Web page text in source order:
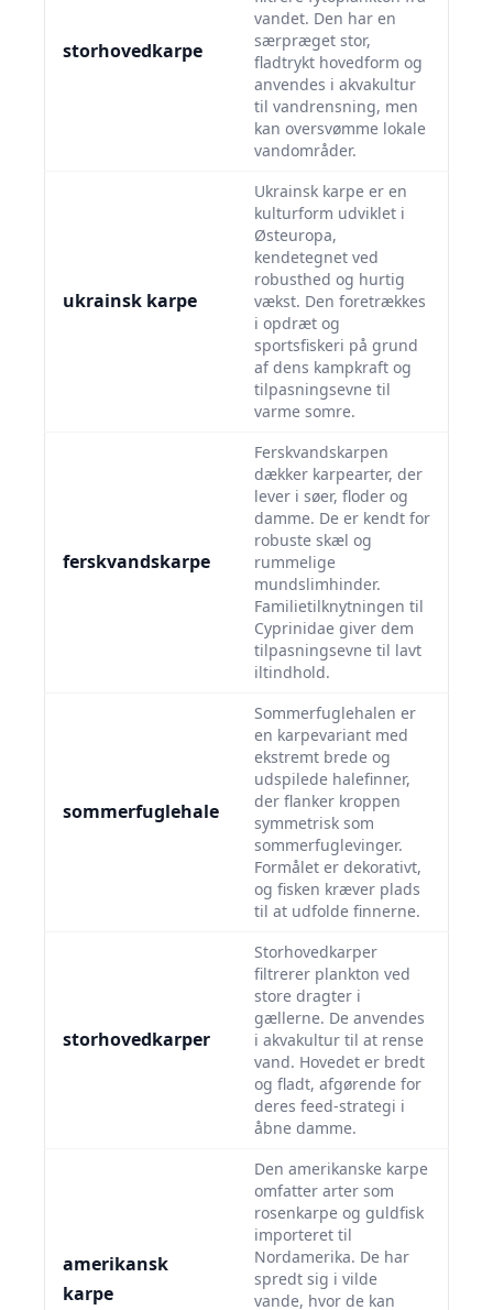
storhovedkarpe
vandet. Den har en
særpræget stor,
fladtrykt hovedform og
anvendes i akvakultur
til vandrensning, men
kan oversvømme lokale
vandområder.
ukrainsk karpe
Ukrainsk karpe er en
kulturform udviklet i
Østeuropa,
kendetegnet ved
robusthed og hurtig
vækst. Den foretrækkes
i opdræt og
sportsfiskeri på grund
af dens kampkraft og
tilpasningsevne til
varme somre.
ferskvandskarpe
Ferskvandskarpen
dækker karpearter, der
lever i søer, floder og
damme. De er kendt for
robuste skæl og
rummelige
mundslimhinder.
Familietilknytningen til
Cyprinidae giver dem
tilpasningsevne til lavt
iltindhold.
sommerfuglehale
Sommerfuglehalen er
en karpevariant med
ekstremt brede og
udspilede halefinner,
der flanker kroppen
symmetrisk som
sommerfuglevinger.
Formålet er dekorativt,
og fisken kræver plads
til at udfolde finnerne.
storhovedkarper
Storhovedkarper
filtrerer plankton ved
store dragter i
gællerne. De anvendes
i akvakultur til at rense
vand. Hovedet er bredt
og fladt, afgørende for
deres feed-strategi i
åbne damme.
amerikansk
karpe
Den amerikanske karpe
omfatter arter som
rosenkarpe og guldfisk
importeret til
Nordamerika. De har
spredt sig i vilde
vande, hvor de kan